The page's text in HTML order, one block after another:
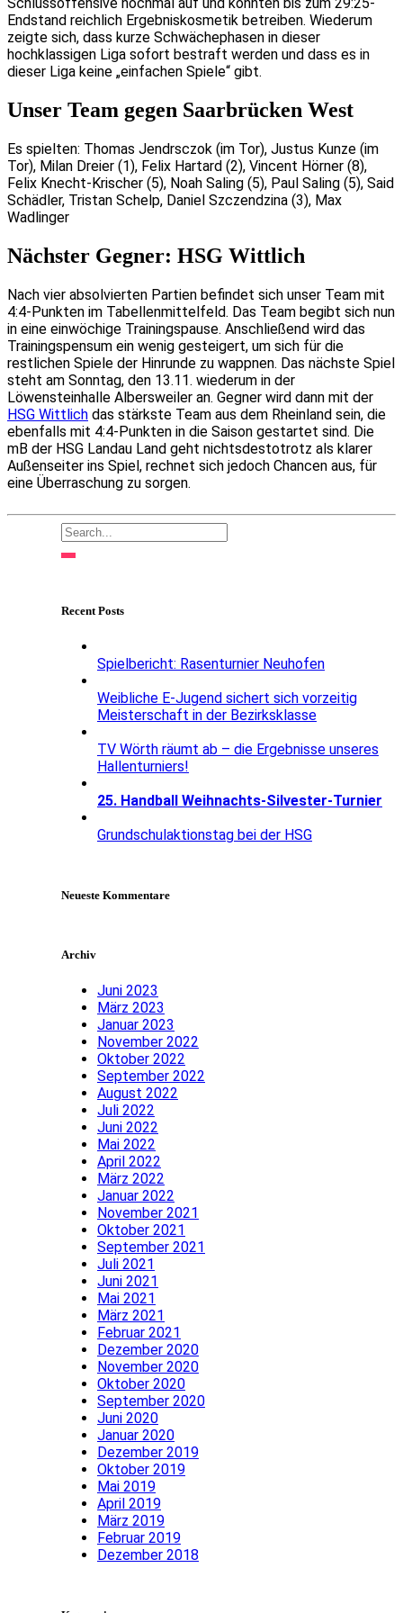
Endstand reichlich Ergebniskosmetik betreiben. Wiederum
zeigte sich, dass kurze Schwächephasen in dieser
hochklassigen Liga sofort bestraft werden und dass es in
dieser Liga keine „einfachen Spiele“ gibt.
Unser Team gegen Saarbrücken West
Es spielten: Thomas Jendrsczok (im Tor), Justus Kunze (im
Tor), Milan Dreier (1), Felix Hartard (2), Vincent Hörner (8),
Felix Knecht-Krischer (5), Noah Saling (5), Paul Saling (5), Said
Schädler, Tristan Schelp, Daniel Szczendzina (3), Max
Wadlinger
Nächster Gegner: HSG Wittlich
Nach vier absolvierten Partien befindet sich unser Team mit
4:4-Punkten im Tabellenmittelfeld. Das Team begibt sich nun
in eine einwöchige Trainingspause. Anschließend wird das
Trainingspensum ein wenig gesteigert, um sich für die
restlichen Spiele der Hinrunde zu wappnen. Das nächste Spiel
steht am Sonntag, den 13.11. wiederum in der
Löwensteinhalle Albersweiler an. Gegner wird dann mit der
HSG Wittlich das stärkste Team aus dem Rheinland sein, die
ebenfalls mit 4:4-Punkten in die Saison gestartet sind. Die
mB der HSG Landau Land geht nichtsdestotrotz als klarer
Außenseiter ins Spiel, rechnet sich jedoch Chancen aus, für
eine Überraschung zu sorgen.
Recent Posts
Spielbericht: Rasenturnier Neuhofen
Weibliche E-Jugend sichert sich vorzeitig
Meisterschaft in der Bezirksklasse
TV Wörth räumt ab – die Ergebnisse unseres
Hallenturniers!
25. Handball Weihnachts-Silvester-Turnier
Grundschulaktionstag bei der HSG
Neueste Kommentare
Archiv
Juni 2023
März 2023
Januar 2023
November 2022
Oktober 2022
September 2022
August 2022
Juli 2022
Juni 2022
Mai 2022
April 2022
März 2022
Januar 2022
November 2021
Oktober 2021
September 2021
Juli 2021
Juni 2021
Mai 2021
März 2021
Februar 2021
Dezember 2020
November 2020
Oktober 2020
September 2020
Juni 2020
Januar 2020
Dezember 2019
Oktober 2019
Mai 2019
April 2019
März 2019
Februar 2019
Dezember 2018